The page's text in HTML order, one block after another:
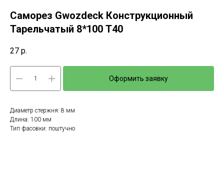
Саморез Gwozdeck Конструкционный
Тарельчатый 8*100 Т40
27 р.
Оформить заявку
Диаметр стержня: 8 мм
Длина: 100 мм
Тип фасовки: поштучно